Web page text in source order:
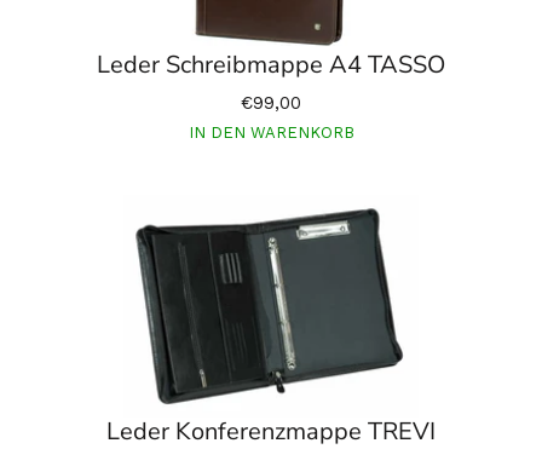
Leder Schreibmappe A4 TASSO
€99,00
IN DEN WARENKORB
Leder Konferenzmappe TREVI